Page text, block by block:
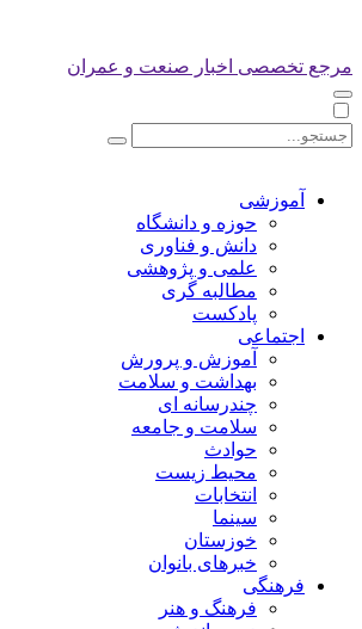
مرجع تخصصی اخبار صنعت و عمران
آموزشی
حوزه و دانشگاه
دانش و فناوری
علمی و پژوهشی
مطالبه گری
پادکست
اجتماعی
آموزش و پرورش
بهداشت و سلامت
چندرسانه ای
سلامت و جامعه
حوادث
محیط زیست
انتخابات
سینما
خوزستان
خبرهای بانوان
فرهنگی
فرهنگ و هنر